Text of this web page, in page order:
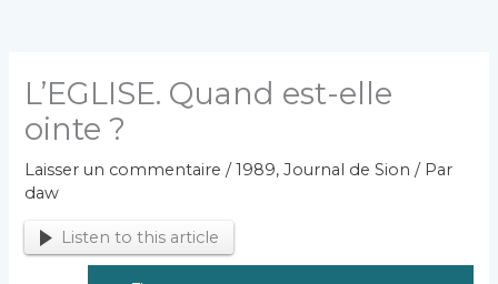
L’EGLISE. Quand est-elle
ointe ?
Laisser un commentaire /1989,Journal de Sion / Par
daw
Listen to this article